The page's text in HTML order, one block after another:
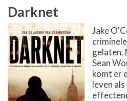
Darknet
Jake
gelaten.
Sean
komt er
leven